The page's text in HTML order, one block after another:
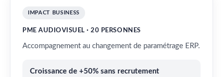
IMPACT BUSINESS
PME AUDIOVISUEL · 20 PERSONNES
Accompagnement au changement de paramétrage ERP.
Croissance de +50% sans recrutement